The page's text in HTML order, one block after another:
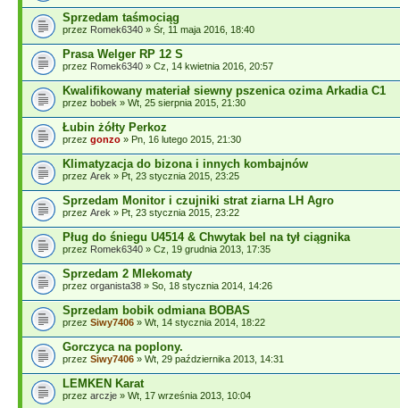
Sprzedam taśmociąg
przez Romek6340 » Śr, 11 maja 2016, 18:40
Prasa Welger RP 12 S
przez Romek6340 » Cz, 14 kwietnia 2016, 20:57
Kwalifikowany materiał siewny pszenica ozima Arkadia C1
przez bobek » Wt, 25 sierpnia 2015, 21:30
Łubin żółty Perkoz
przez gonzo » Pn, 16 lutego 2015, 21:30
Klimatyzacja do bizona i innych kombajnów
przez Arek » Pt, 23 stycznia 2015, 23:25
Sprzedam Monitor i czujniki strat ziarna LH Agro
przez Arek » Pt, 23 stycznia 2015, 23:22
Pług do śniegu U4514 & Chwytak bel na tył ciągnika
przez Romek6340 » Cz, 19 grudnia 2013, 17:35
Sprzedam 2 Mlekomaty
przez organista38 » So, 18 stycznia 2014, 14:26
Sprzedam bobik odmiana BOBAS
przez Siwy7406 » Wt, 14 stycznia 2014, 18:22
Gorczyca na poplony.
przez Siwy7406 » Wt, 29 października 2013, 14:31
LEMKEN Karat
przez arczje » Wt, 17 września 2013, 10:04